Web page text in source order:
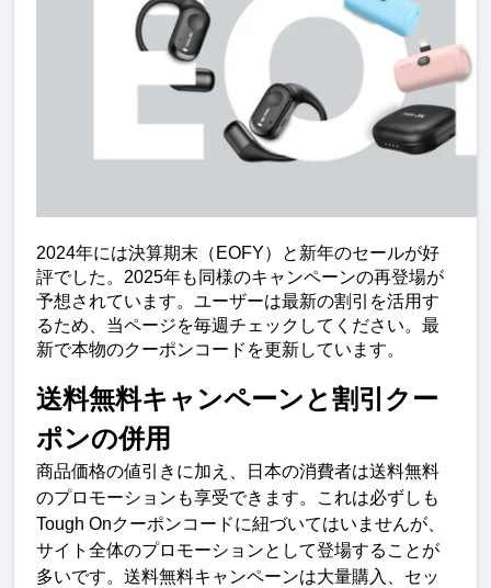
2024年には決算期末（EOFY）と新年のセールが好
評でした。2025年も同様のキャンペーンの再登場が
予想されています。ユーザーは最新の割引を活用す
るため、当ページを毎週チェックしてください。最
新で本物のクーポンコードを更新しています。
送料無料キャンペーンと割引クー
ポンの併用
商品価格の値引きに加え、日本の消費者は送料無料
のプロモーションも享受できます。これは必ずしも
Tough Onクーポンコードに紐づいてはいませんが、
サイト全体のプロモーションとして登場することが
多いです。送料無料キャンペーンは大量購入、セッ